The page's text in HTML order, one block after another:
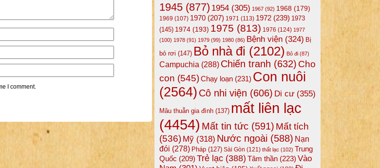
I comment.
1945 (877) 1954 (305) 1967 (92) 1968 (179)
1969 (107) 1970 (207) 1971 (113) 1972 (239) 1973
(145) 1974 (193) 1975 (813) 1976 (124) 1977
(100) 1978 (91) 1979 (99) 1980 (86) Bệnh viện (324) Bị
bỏ rơi (147) Bỏ nhà đi (2102) Bỏ đi (87)
Campuchia (288) Chiến tranh (632) Cho
con (545)Chạy loạn (231) Con nuôi
(2564) Cô nhi viện (606) Di cư (355)
Mâu thuẫn gia đình (137) mất liên lạc
(4454) Mất tin tức (591) Mất tích
(536) Mỹ (318) Nước ngoài (588) Nạn
đói (278) Pháp (127) Sài Gòn (121) thất lạc (102) Trung
Quốc (209) Trẻ lạc (388) Tâm thần (223) Vào